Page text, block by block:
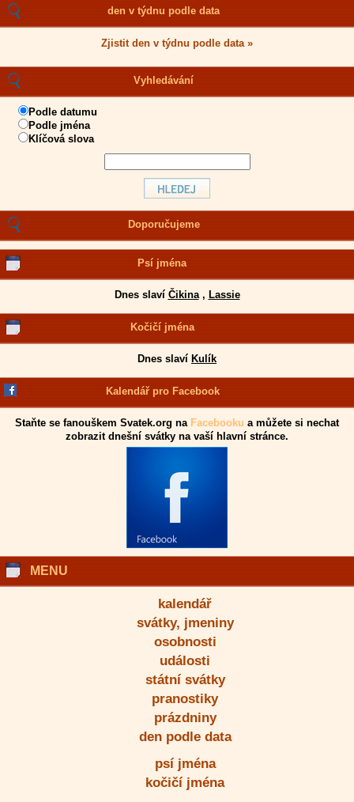
den v týdnu podle data
Zjistit den v týdnu podle data »
Vyhledávání
Podle datumu
Podle jména
Klíčová slova
Doporučujeme
Psí jména
Dnes slaví Čikina, Lassie
Kočičí jména
Dnes slaví Kulík
Kalendář pro Facebook
Staňte se fanouškem Svatek.org na Facebooku a můžete si nechat
zobrazit dnešní svátky na vaší hlavní stránce.
MENU
kalendář
svátky, jmeniny
osobnosti
události
státní svátky
pranostiky
prázdniny
den podle data
psí jména
kočičí jména